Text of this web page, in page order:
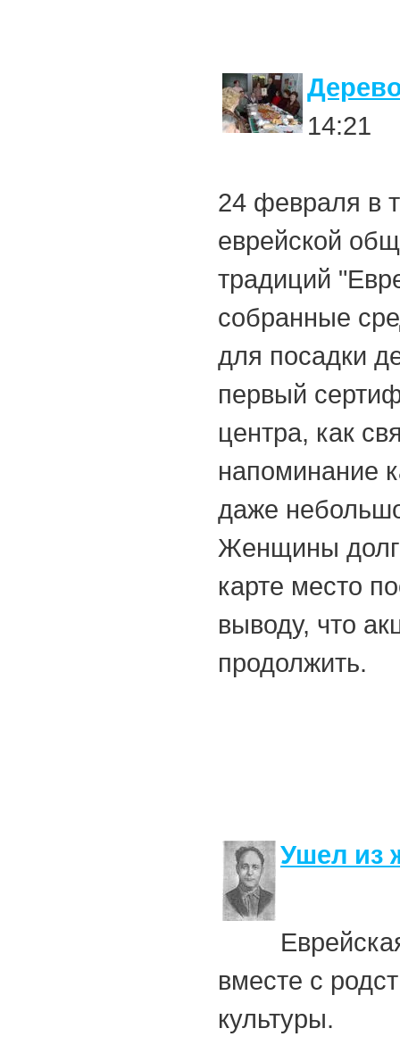
14:21
24 февраля в
еврейской
традиций
собранные
для посадки
первый
центра, как
напоминание
даже
Женщины
карте место
выводу, что
продолжить.
Ушел из
вместе с
культуры.